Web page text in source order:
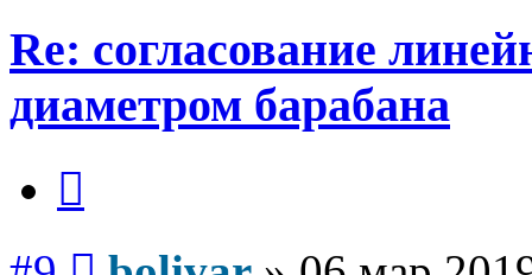
Re: согласование
диаметром барабана